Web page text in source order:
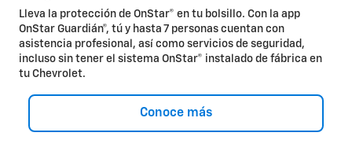
Lleva la protección de OnStar® en tu bolsillo. Con la app
OnStar Guardián®, tú y hasta 7 personas cuentan con
asistencia profesional, así como servicios de seguridad,
incluso sin tener el sistema OnStar® instalado de fábrica en
tu Chevrolet.
Conoce más